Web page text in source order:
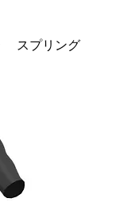
スプリング